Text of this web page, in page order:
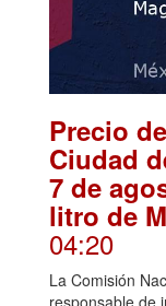
Precio
Ciudad
7 de
litro de
04:20
La Comisión